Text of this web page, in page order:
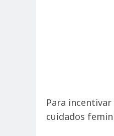
Para
cuidados